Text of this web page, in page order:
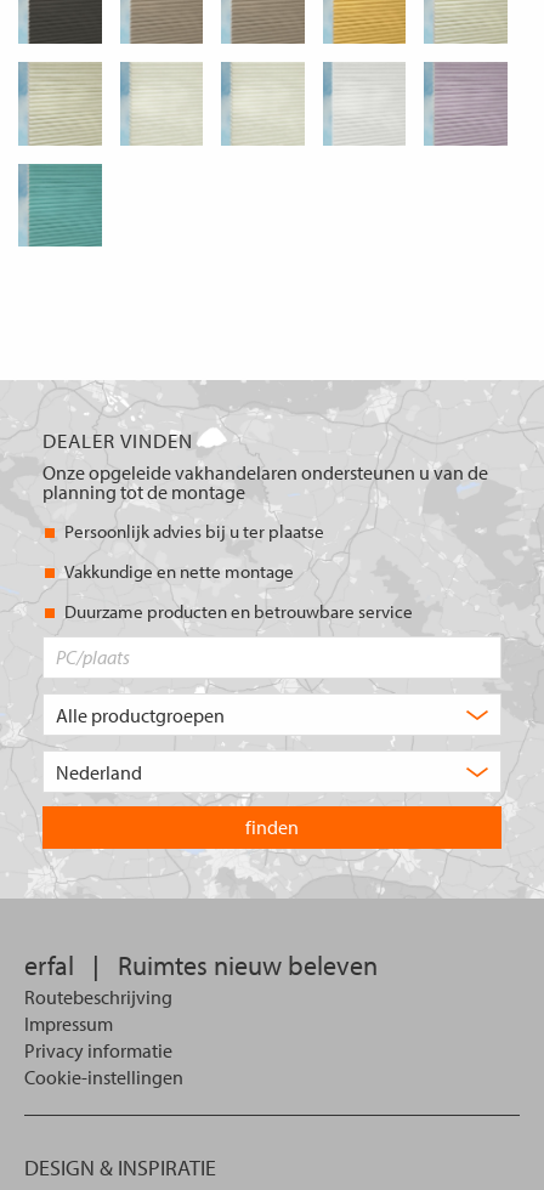
DEALER VINDEN
Onze opgeleide vakhandelaren ondersteunen u van de
planning tot de montage
Persoonlijk advies bij u ter plaatse
Vakkundige en nette montage
Duurzame producten en betrouwbare service
product
u?
land
waarin
u
wilt
zoeken.
erfal | Ruimtes nieuw beleven
Routebeschrijving
Impressum
Privacy informatie
Cookie-instellingen
DESIGN & INSPIRATIE